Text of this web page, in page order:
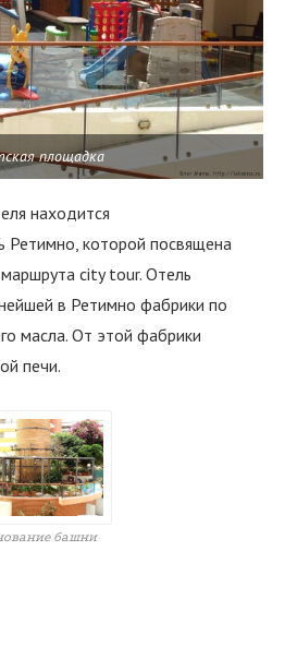
площадка
находится
Ретимно, которой посвящена
city tour. Отель
в Ретимно фабрики по
масла. От этой фабрики
печи.
башни